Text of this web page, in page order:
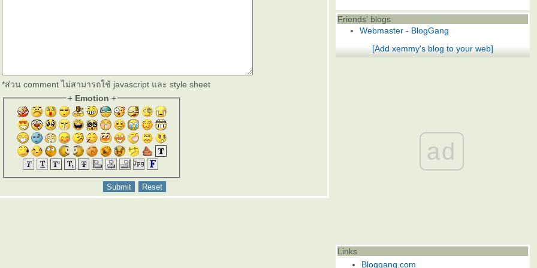
*ส่วน comment ไม่สามารถใช้ javascript และ style sheet
+ Emotion +
Friends' blogs
Webmaster - BlogGang
[Add xemmy's blog to your web]
ad
Links
Bloggang.com